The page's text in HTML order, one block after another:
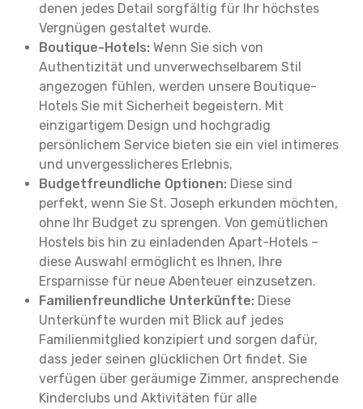
denen jedes Detail sorgfältig für Ihr höchstes
Vergnügen gestaltet wurde.
Boutique-Hotels: Wenn Sie sich von
Authentizität und unverwechselbarem Stil
angezogen fühlen, werden unsere Boutique-
Hotels Sie mit Sicherheit begeistern. Mit
einzigartigem Design und hochgradig
persönlichem Service bieten sie ein viel intimeres
und unvergesslicheres Erlebnis.
Budgetfreundliche Optionen: Diese sind
perfekt, wenn Sie St. Joseph erkunden möchten,
ohne Ihr Budget zu sprengen. Von gemütlichen
Hostels bis hin zu einladenden Apart-Hotels –
diese Auswahl ermöglicht es Ihnen, Ihre
Ersparnisse für neue Abenteuer einzusetzen.
Familienfreundliche Unterkünfte: Diese
Unterkünfte wurden mit Blick auf jedes
Familienmitglied konzipiert und sorgen dafür,
dass jeder seinen glücklichen Ort findet. Sie
verfügen über geräumige Zimmer, ansprechende
Kinderclubs und Aktivitäten für alle